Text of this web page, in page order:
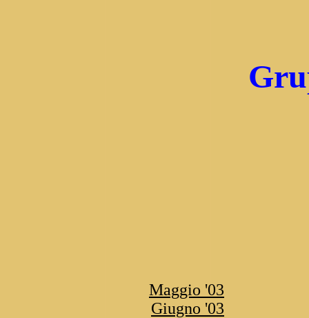
Maggio '03
Giugno '03